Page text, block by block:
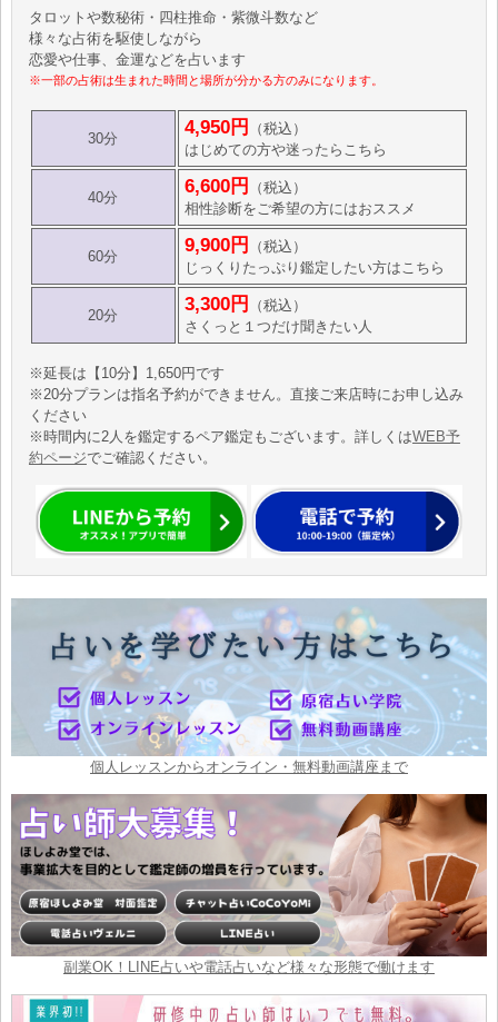
タロットや数秘術・四柱推命・紫微斗数など
様々な占術を駆使しながら
恋愛や仕事、金運などを占います
※一部の占術は生まれた時間と場所が分かる方のみになります。
30分
4,950円
（税込）
はじめての方や迷ったらこちら
40分
6,600円
（税込）
相性診断をご希望の方にはおススメ
60分
9,900円
（税込）
じっくりたっぷり鑑定したい方はこちら
20分
3,300円
（税込）
さくっと１つだけ聞きたい人
※延長は【10分】1,650円です
※20分プランは指名予約ができません。直接ご来店時にお申し込み
ください
※時間内に2人を鑑定するペア鑑定もございます。詳しくはWEB予
約ページでご確認ください。
個人レッスンからオンライン・無料動画講座まで
副業OK！LINE占いや電話占いなど様々な形態で働けます